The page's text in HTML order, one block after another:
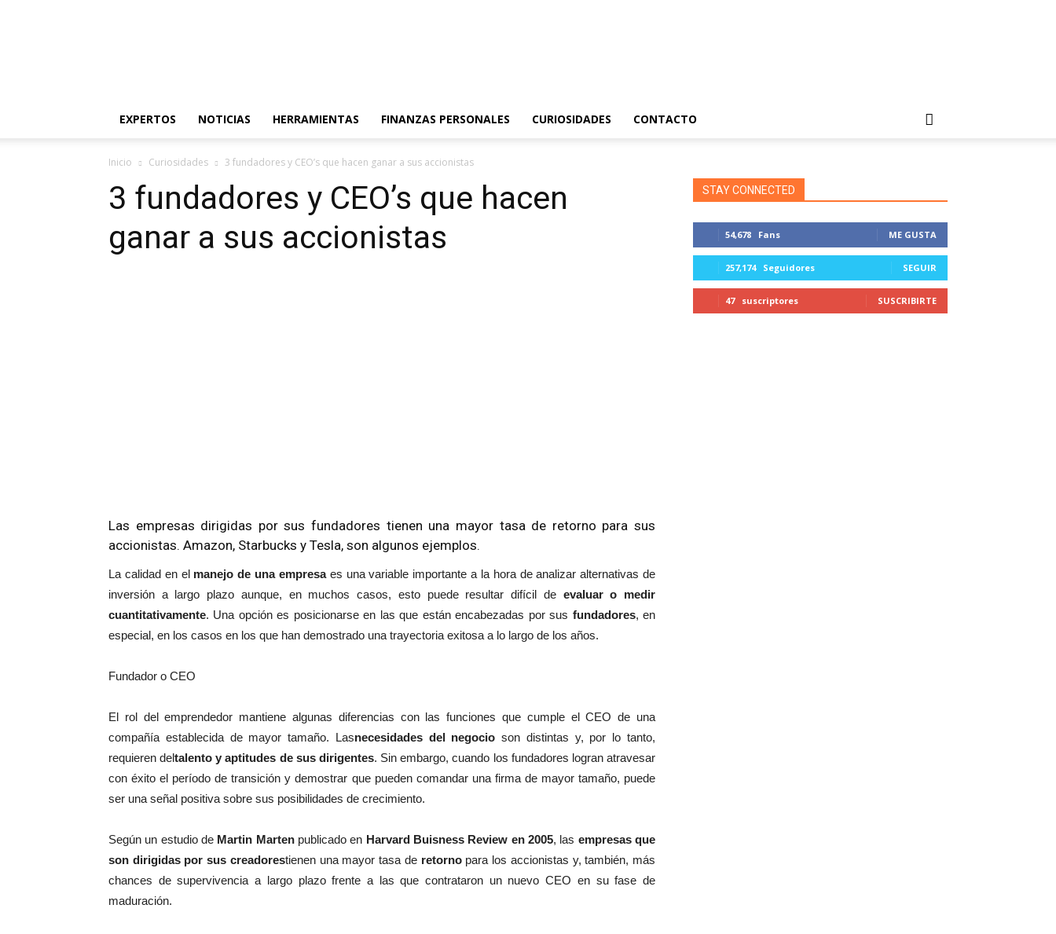
EXPERTOS NOTICIAS HERRAMIENTAS FINANZAS PERSONALES CURIOSIDADES CONTACTO
Inicio Curiosidades 3 fundadores y CEO’s que hacen ganar a sus accionistas
3 fundadores y CEO’s que hacen
ganar a sus accionistas
Las empresas dirigidas por sus fundadores tienen una mayor tasa de retorno para sus
accionistas. Amazon, Starbucks y Tesla, son algunos ejemplos.
La calidad en el manejo de una empresaes una variable importante a la hora de analizar alternativas de
inversión a largo plazo aunque, en muchos casos, esto puede resultar difícil de evaluar o medir
cuantitativamente. Una opción es posicionarse en las que están encabezadas por sus fundadores, en
especial, en los casos en los que han demostrado una trayectoria exitosa a lo largo de los años.
Fundador o CEO
El rol del emprendedor mantiene algunas diferencias con las funciones que cumple el CEO de una
compañía establecida de mayor tamaño. Lasnecesidades del negocio son distintas y, por lo tanto,
requieren deltalento y aptitudes de sus dirigentes. Sin embargo, cuando los fundadores logran atravesar
con éxito el período de transición y demostrar que pueden comandar una firma de mayor tamaño, puede
ser una señal positiva sobre sus posibilidades de crecimiento.
Según un estudio de Martin Martenpublicado en Harvard Buisness Review en 2005, las empresas que
son dirigidas por sus creadorestienen una mayor tasa de retornopara los accionistas y, también, más
chances de supervivencia a largo plazo frente a las que contrataron un nuevo CEO en su fase de
maduración.
STAY CONNECTED
54,678 Fans ME GUSTA
257,174 Seguidores SEGUIR
47 suscriptores SUSCRIBIRTE